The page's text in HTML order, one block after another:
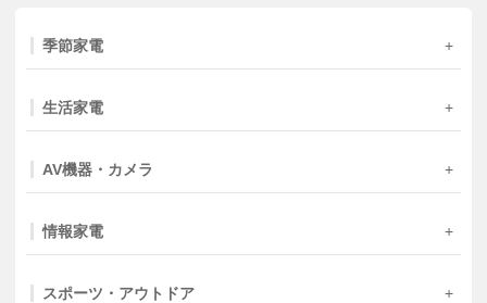
季節家電
生活家電
AV機器・カメラ
情報家電
スポーツ・アウトドア